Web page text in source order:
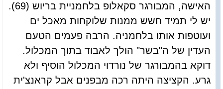
האישה, המבורגר סקאלופ בלחמניית בריוש (69).
יש לי תמיד חשש ממנות שלוקחות מאכל ים
ועוטפות אותו בלחמניה. הרבה פעמים הטעם
העדין של ה"בשר" הולך לאבוד בתוך המכלול.
דוקא בהמבורגר של נורדוי המכלול הוסיף ולא
גרע. הקציצה היתה רכה מבפנים אבל קראנצ'ית